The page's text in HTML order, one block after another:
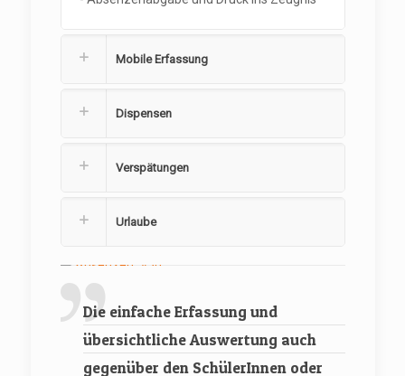
Mobile Erfassung
Dispensen
Verspätungen
Urlaube
Die einfache Erfassung und
übersichtliche Auswertung auch
gegenüber den SchülerInnen oder